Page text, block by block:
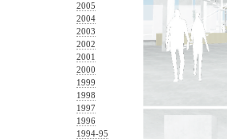
2005
2004
2003
2002
2001
2000
1999
1998
1997
1996
1994-95